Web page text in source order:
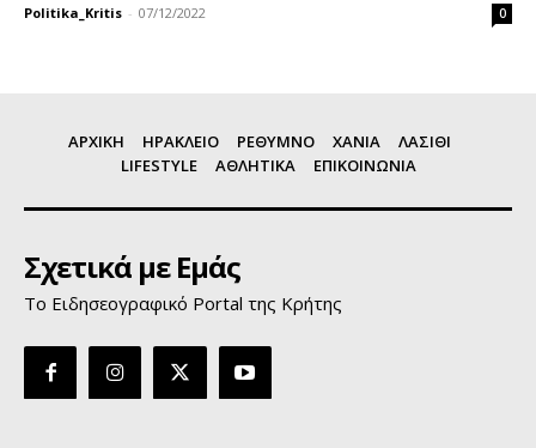
Politika_Kritis - 07/12/2022 0
ΑΡΧΙΚΗ ΗΡΑΚΛΕΙΟ ΡΕΘΥΜΝΟ ΧΑΝΙΑ
ΛΑΣΙΘΙ
LIFESTYLE
ΑΘΛΗΤΙΚΑ ΕΠΙΚΟΙΝΩΝΙΑ
Σχετικά με Εμάς
Το Ειδησεογραφικό Portal της Κρήτης